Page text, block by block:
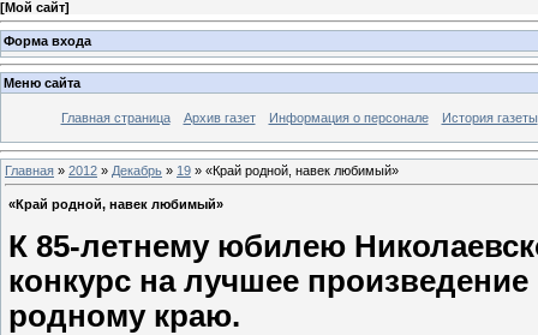
[Мой сайт]
Форма входа
Меню сайта
Главная страница Архив газет Информация о персонале История газеты
Главная » 2012 » Декабрь » 19 » «Край родной, навек любимый»
«Край родной, навек любимый»
К 85-летнему юбилею
конкурс на лучшее
родному краю.